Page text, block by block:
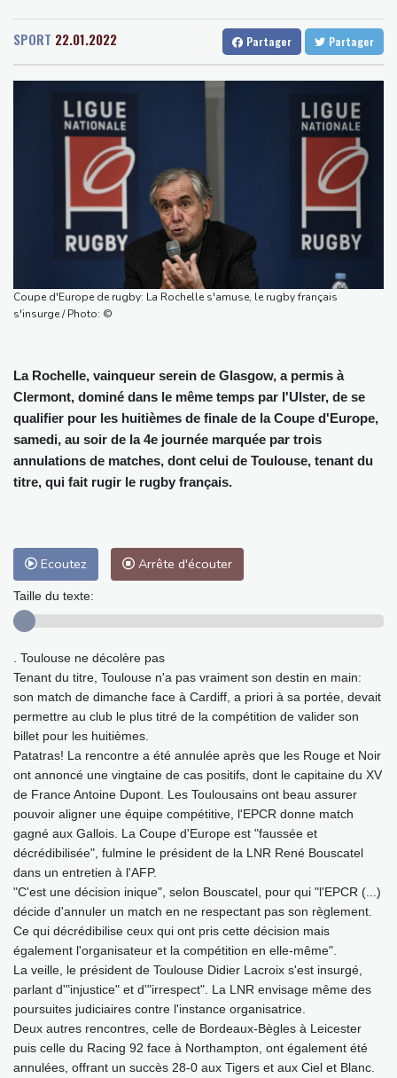
Gabon
29 °C Kamerun
23 °C
Madagascar
14 °C
Congo
30 °C Cayenne
26 °C
French Guiana
Bruxelles
22 °C
Monte-Carlo
endosse le maillot jaune
Canicules et sécheresse : un été de pertes et de désespoir pour
l'agriculture
Culottes menstruelles : les règles du remboursement précisées
En Thaïlande, "choc" et "incrédulité" dans un lycée après une
fusillade mortelle
Emploi américain moins bon que prévu, les Bourses en hausse
Dans les ruines de Gaza, la laborieuse renaissance de
l'apiculture sur les toits
En Gironde, des vétérinaires au chevet de la faune sauvage
après le mégafeu
SPORT 22.01.2022 Partager Partager
Coupe d'Europe de rugby: La Rochelle s'amuse, le rugby français
s'insurge / Photo: ©
La Rochelle, vainqueur serein de Glasgow, a permis à
Clermont, dominé dans le même temps par l'Ulster, de se
qualifier pour les huitièmes de finale de la Coupe d'Europe,
samedi, au soir de la 4e journée marquée par trois
annulations de matches, dont celui de Toulouse, tenant du
titre, qui fait rugir le rugby français.
Ecoutez Arrête d'écouter
Taille du texte:
. Toulouse ne décolère pas
Tenant du titre, Toulouse n'a pas vraiment son destin en main:
son match de dimanche face à Cardiff, a priori à sa portée, devait
permettre au club le plus titré de la compétition de valider son
billet pour les huitièmes.
Patatras! La rencontre a été annulée après que les Rouge et Noir
ont annoncé une vingtaine de cas positifs, dont le capitaine du XV
de France Antoine Dupont. Les Toulousains ont beau assurer
pouvoir aligner une équipe compétitive, l'EPCR donne match
gagné aux Gallois. La Coupe d'Europe est "faussée et
décrédibilisée", fulmine le président de la LNR René Bouscatel
dans un entretien à l'AFP.
"C'est une décision inique", selon Bouscatel, pour qui "l'EPCR (...)
décide d'annuler un match en ne respectant pas son règlement.
Ce qui décrédibilise ceux qui ont pris cette décision mais
également l'organisateur et la compétition en elle-même".
La veille, le président de Toulouse Didier Lacroix s'est insurgé,
parlant d'"injustice" et d'"irrespect". La LNR envisage même des
poursuites judiciaires contre l'instance organisatrice.
Deux autres rencontres, celle de Bordeaux-Bègles à Leicester
puis celle du Racing 92 face à Northampton, ont également été
annulées, offrant un succès 28-0 aux Tigers et aux Ciel et Blanc.